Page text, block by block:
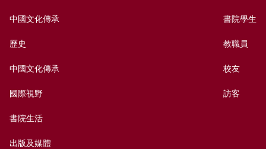
中國文化傳承
歷史
中國文化傳承
國際視野
書院生活
出版及媒體
書院學生
教職員
校友
訪客